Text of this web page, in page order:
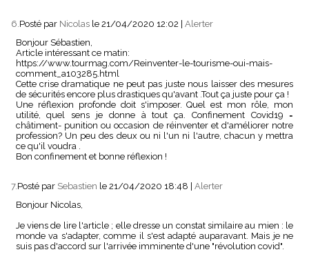
6.Posté par Nicolas le 21/04/2020 12:02
Alerter
Bonjour Sébastien,
Article intéressant ce matin:
https://www.tourmag.com/Reinventer-le-tourisme-oui-mais-
comment_a103285.html
Cette crise dramatique ne peut pas juste nous laisser des mesures
de sécurités encore plus drastiques qu'avant .Tout ça juste pour ça !
Une réflexion profonde doit s'imposer. Quel est mon rôle, mon
utilité, quel sens je donne à tout ça. Confinement Covid19 =
châtiment- punition ou occasion de réinventer et d'améliorer notre
profession? Un peu des deux ou ni l'un ni l'autre, chacun y mettra
ce qu'il voudra .
Bon confinement et bonne réflexion !
7.Posté par Sebastien le 21/04/2020 18:48
Alerter
Bonjour Nicolas,
Je viens de lire l'article ; elle dresse un constat similaire au mien : le
monde va s'adapter, comme il s'est adapté auparavant. Mais je ne
suis pas d'accord sur l'arrivée imminente d'une "révolution covid".